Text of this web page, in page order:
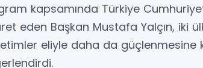
kapsamında Türkiye
eden Başkan Mustafa Yalçın, iki
eliyle daha da güçlenmesine